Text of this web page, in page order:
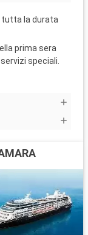
tutta la durata
prima sera
speciali.